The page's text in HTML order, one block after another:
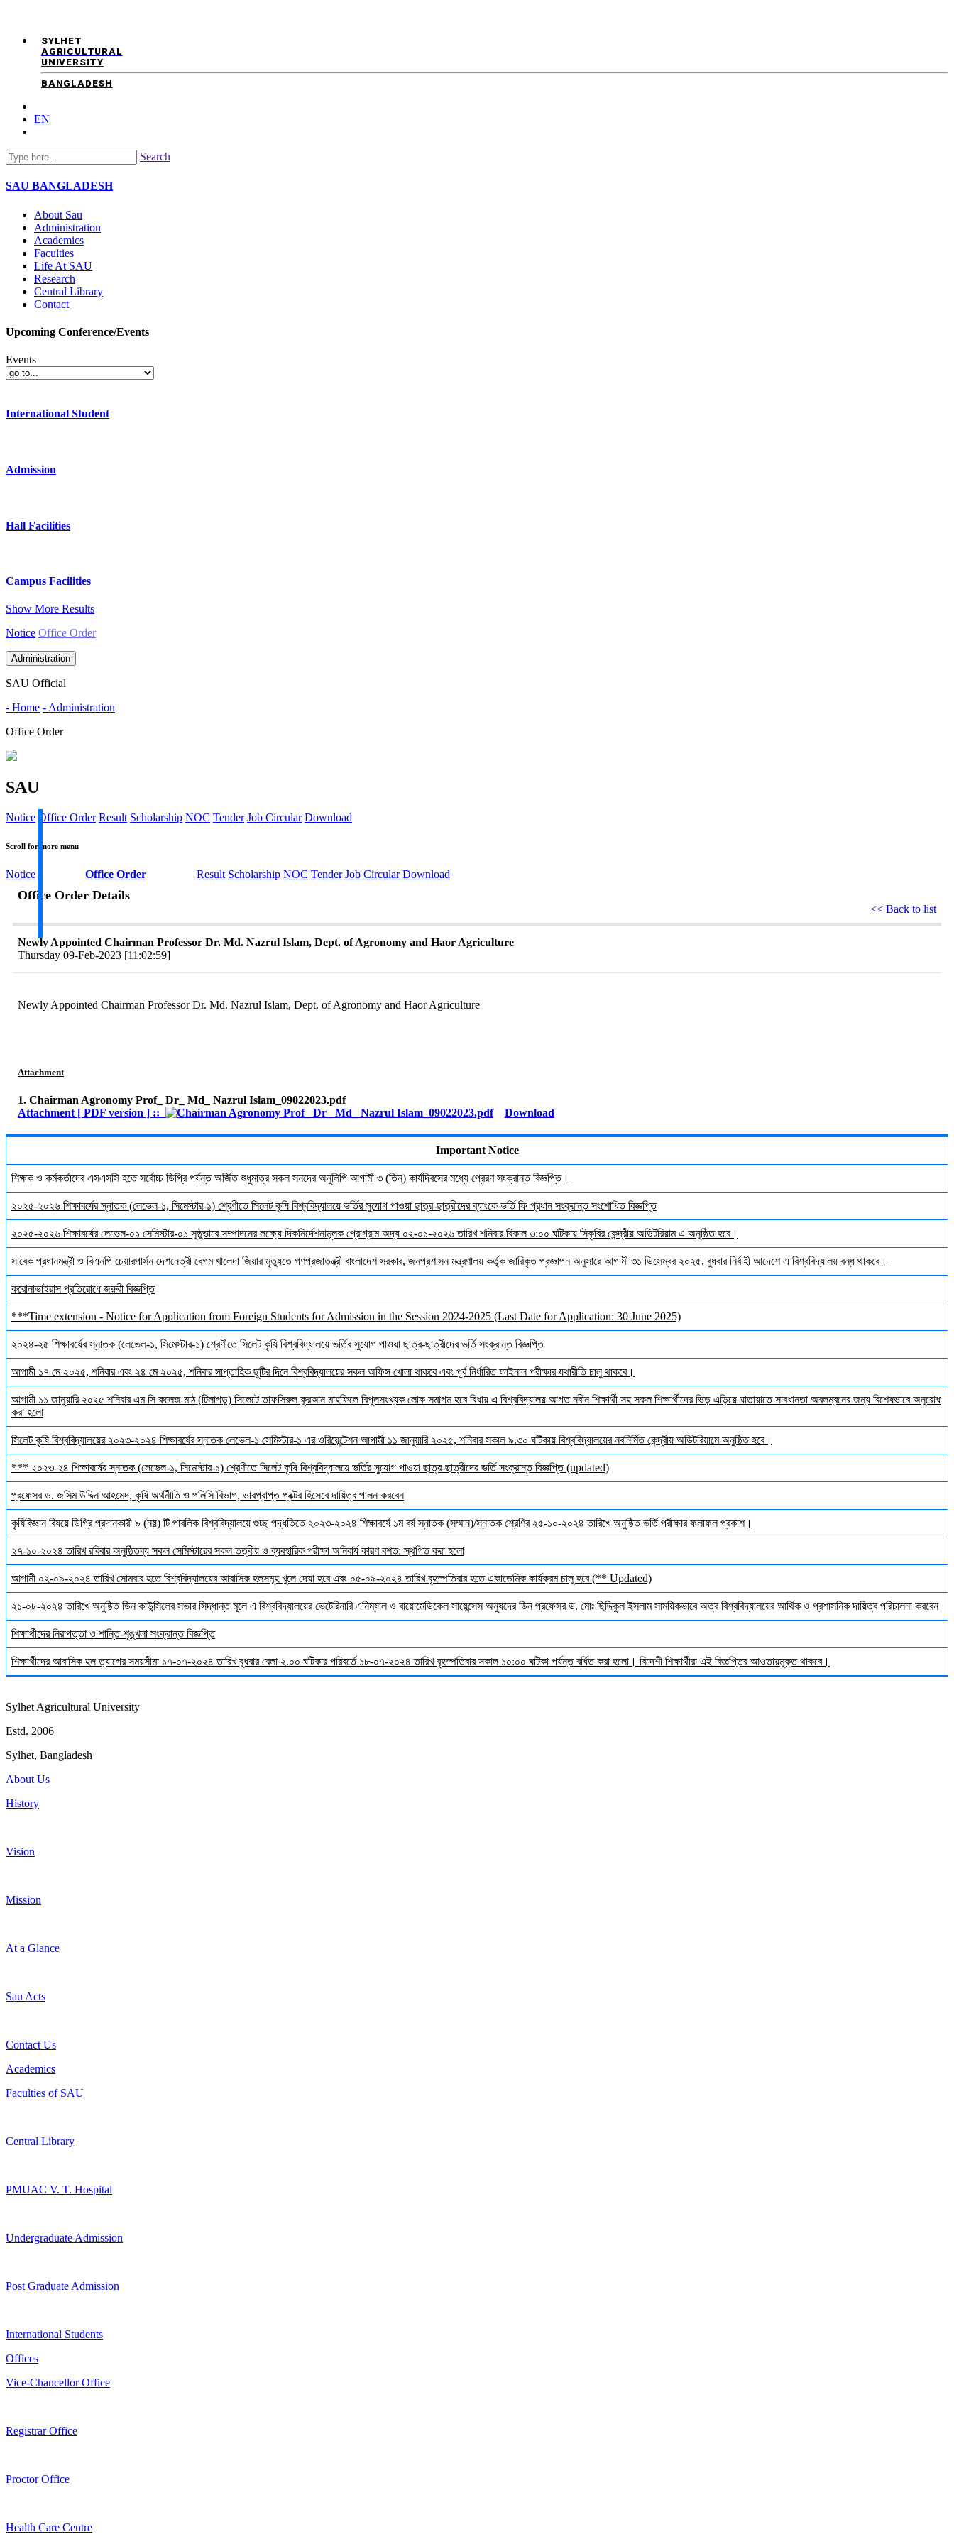
SYLHET
AGRICULTURAL
UNIVERSITY
BANGLADESH
EN
Search
SAU BANGLADESH
About Sau
Administration
Academics
Faculties
Life At SAU
Research
Central Library
Contact
Upcoming Conference/Events
Events
International Student
Admission
Hall Facilities
Campus Facilities
Show More Results
Notice Office Order
Administration
SAU Official
- Home - Administration
Office Order
SAU
Notice Office Order Result Scholarship NOC Tender Job Circular Download
Scroll for more menu
Notice Office Order Result Scholarship NOC Tender Job Circular Download
Office Order Details
<< Back to list
Newly Appointed Chairman Professor Dr. Md. Nazrul Islam, Dept. of Agronomy and Haor Agriculture
Thursday 09-Feb-2023 [11:02:59]
Newly Appointed Chairman Professor Dr. Md. Nazrul Islam, Dept. of Agronomy and Haor Agriculture
Attachment
1. Chairman Agronomy Prof_ Dr_ Md_ Nazrul Islam_09022023.pdf
Attachment [ PDF version ] ::
Download
Important Notice
শিক্ষক ও কর্মকর্তাদের এসএসসি হতে সর্বোচ্চ ডিগ্রি পর্যন্ত অর্জিত শুধুমাত্র সকল সনদের অনুলিপি আগামী ৩ (তিন) কার্যদিবসের মধ্যে প্রেরণ সংক্রান্ত বিজ্ঞপ্তি।
২০২৫-২০২৬ শিক্ষাবর্ষের স্নাতক (লেভেল-১, সিমেস্টার-১) শ্রেণীতে সিলেট কৃষি বিশ্ববিদ্যালয়ে ভর্তির সুযোগ পাওয়া ছাত্র-ছাত্রীদের ব্যাংকে ভর্তি ফি প্রধান সংক্রান্ত সংশোধিত বিজ্ঞপ্তি
২০২৫-২০২৬ শিক্ষাবর্ষের লেভেল-০১ সেমিস্টার-০১ সুষ্ঠুভাবে সম্পাদনের লক্ষ্যে দিকনির্দেশনামূলক প্রোগ্রাম অদ্য ০২-০১-২০২৬ তারিখ শনিবার বিকাল ৩:০০ ঘটিকায় সিকৃবির কেন্দ্রীয় অডিটরিয়াম এ অনুষ্ঠিত হবে।
সাবেক প্রধানমন্ত্রী ও বিএনপি চেয়ারপার্সন দেশনেত্রী বেগম খালেদা জিয়ার মৃত্যুতে গণপ্রজাতন্ত্রী বাংলাদেশ সরকার, জনপ্রশাসন মন্ত্রণালয় কর্তৃক জারিকৃত প্রজ্ঞাপন অনুসারে আগামী ৩১ ডিসেম্বর ২০২৫, বুধবার নির্বাহী আদেশে এ বিশ্ববিদ্যালয় বন্ধ থাকবে।
করোনাভাইরাস প্রতিরোধে জরুরী বিজ্ঞপ্তি
***Time extension - Notice for Application from Foreign Students for Admission in the Session 2024-2025 (Last Date for Application: 30 June 2025)
২০২৪-২৫ শিক্ষাবর্ষের স্নাতক (লেভেল-১, সিমেস্টার-১) শ্রেণীতে সিলেট কৃষি বিশ্ববিদ্যালয়ে ভর্তির সুযোগ পাওয়া ছাত্র-ছাত্রীদের ভর্তি সংক্রান্ত বিজ্ঞপ্তি
আগামী ১৭ মে ২০২৫, শনিবার এবং ২৪ মে ২০২৫, শনিবার সাপ্তাহিক ছুটির দিনে বিশ্ববিদ্যালয়ের সকল অফিস খোলা থাকবে এবং পূর্ব নির্ধারিত ফাইনাল পরীক্ষার যথারীতি চালু থাকবে।
আগামী ১১ জানুয়ারি ২০২৫ শনিবার এম সি কলেজ মাঠ (টিলাগড়) সিলেটে তাফসিরুল কুরআন মাহফিলে বিপুলসংখ্যক লোক সমাগম হবে বিধায় এ বিশ্ববিদ্যালয় আগত নবীন শিক্ষার্থী সহ সকল শিক্ষার্থীদের ভিড় এড়িয়ে যাতায়াতে সাবধানতা অবলম্বনের জন্য বিশেষভাবে অনুরোধ
করা হলো
সিলেট কৃষি বিশ্ববিদ্যালয়ের ২০২৩-২০২৪ শিক্ষাবর্ষের স্নাতক লেভেল-১ সেমিস্টার-১ এর ওরিয়েন্টেশন আগামী ১১ জানুয়ারি ২০২৫, শনিবার সকাল ৯.৩০ ঘটিকায় বিশ্ববিদ্যালয়ের নবনির্মিত কেন্দ্রীয় অডিটরিয়ামে অনুষ্ঠিত হবে।
*** ২০২৩-২৪ শিক্ষাবর্ষের স্নাতক (লেভেল-১, সিমেস্টার-১) শ্রেণীতে সিলেট কৃষি বিশ্ববিদ্যালয়ে ভর্তির সুযোগ পাওয়া ছাত্র-ছাত্রীদের ভর্তি সংক্রান্ত বিজ্ঞপ্তি (updated)
প্রফেসর ড. জসিম উদ্দিন আহমেদ, কৃষি অর্থনীতি ও পলিসি বিভাগ, ভারপ্রাপ্ত প্রক্টর হিসেবে দায়িত্ব পালন করবেন
কৃষিবিজ্ঞান বিষয়ে ডিগ্রি প্রদানকারী ৯ (নয়) টি পাবলিক বিশ্ববিদ্যালয়ে গুচ্ছ পদ্ধতিতে ২০২৩-২০২৪ শিক্ষাবর্ষে ১ম বর্ষ স্নাতক (সম্মান)/স্নাতক শ্রেণির ২৫-১০-২০২৪ তারিখে অনুষ্ঠিত ভর্তি পরীক্ষার ফলাফল প্রকাশ।
২৭-১০-২০২৪ তারিখ রবিবার অনুষ্ঠিতব্য সকল সেমিস্টারের সকল তত্বীয় ও ব্যবহারিক পরীক্ষা অনিবার্য কারণ বশত: স্থগিত করা হলো
আগামী ০২-০৯-২০২৪ তারিখ সোমবার হতে বিশ্ববিদ্যালয়ের আবাসিক হলসমূহ খুলে দেয়া হবে এবং ০৫-০৯-২০২৪ তারিখ বৃহস্পতিবার হতে একাডেমিক কার্যক্রম চালু হবে (** Updated)
২১-০৮-২০২৪ তারিখে অনুষ্ঠিত ডিন কাউন্সিলের সভার সিদ্ধান্ত মূলে এ বিশ্ববিদ্যালয়ের ভেটেরিনারি এনিম্যাল ও বায়োমেডিকেল সায়েন্সেস অনুষদের ডিন প্রফেসর ড. মোঃ ছিদ্দিকুল ইসলাম সাময়িকভাবে অত্র বিশ্ববিদ্যালয়ের আর্থিক ও প্রশাসনিক দায়িত্ব পরিচালনা করবেন
শিক্ষার্থীদের নিরাপত্তা ও শান্তি-শৃঙ্খলা সংক্রান্ত বিজ্ঞপ্তি
শিক্ষার্থীদের আবাসিক হল ত্যাগের সময়সীমা ১৭-০৭-২০২৪ তারিখ বুধবার বেলা ২.০০ ঘটিকার পরিবর্তে ১৮-০৭-২০২৪ তারিখ বৃহস্পতিবার সকাল ১০:০০ ঘটিকা পর্যন্ত বর্ধিত করা হলো। বিদেশী শিক্ষার্থীরা এই বিজ্ঞপ্তির আওতায়মুক্ত থাকবে।
Sylhet Agricultural University
Estd. 2006
Sylhet, Bangladesh
About Us
History
Vision
Mission
At a Glance
Sau Acts
Contact Us
Academics
Faculties of SAU
Central Library
PMUAC V. T. Hospital
Undergraduate Admission
Post Graduate Admission
International Students
Offices
Vice-Chancellor Office
Registrar Office
Proctor Office
Health Care Centre